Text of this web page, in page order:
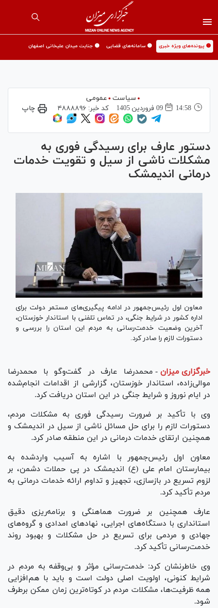
🟡 پرونده‌های ویژه خبری 🟡 سامانه‌های قضایی 🟡 جنایت میدان علیخانی اصفهان
سیاست
عمومی
14:58
09 فروردين 1405 کد خبر: ۴۸۸۸۸۹۶ چاپ
دستور عارف برای رسیدگی فوری به
مشکلات ناشی از سیل و تقویت خدمات
درمانی اندیمشک
معاون اول رئیس‌جمهور در ادامه پیگیری‌های مستمر دولت برای
اداره کشور در شرایط جنگی، در تماس تلفنی با استاندار خوزستان،
آخرین وضعیت خدمت‌رسانی به مردم این استان را بررسی و
دستورات لازم را صادر کرد.
خبرگزاری میزان - محمدرضا عارف در گفت‌و‌گو با محمدرضا
موالی‌زاده، استاندار خوزستان، گزارشی از اقدامات انجام‌شده
در ایام نوروز و شرایط جنگی در این استان دریافت کرد.
وی با تأکید بر ضرورت رسیدگی فوری به مشکلات مردم،
دستورات لازم را برای حل مسائل ناشی از سیل در اندیمشک و
همچنین ارتقای خدمات درمانی در این منطقه صادر کرد.
معاون اول رئیس‌جمهور با اشاره به آسیب واردشده به
بیمارستان امام علی (ع) اندیمشک در پی حملات دشمن، بر
لزوم تسریع در بازسازی، تجهیز و تداوم ارائه خدمات درمانی به
مردم تأکید کرد.
عارف همچنین بر ضرورت هماهنگی و برنامه‌ریزی دقیق
استانداری با دستگاه‌های اجرایی، نهاد‌های امدادی و گروه‌های
جهادی و مردمی برای تسریع در حل مشکلات و بهبود روند
خدمت‌رسانی تأکید کرد.
وی خاطرنشان کرد: خدمت‌رسانی مؤثر و بی‌وقفه به مردم در
شرایط کنونی، اولویت اصلی دولت است و باید با هم‌افزایی
همه ظرفیت‌ها، مشکلات مردم در کوتاه‌ترین زمان ممکن برطرف
شود.